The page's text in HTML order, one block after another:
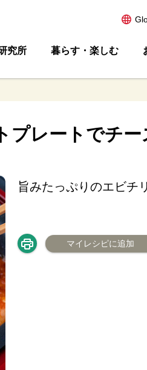
究所 暮らす・楽しむ
プレートでチー
旨みたっぷりのエビチ
マイレシピに追加